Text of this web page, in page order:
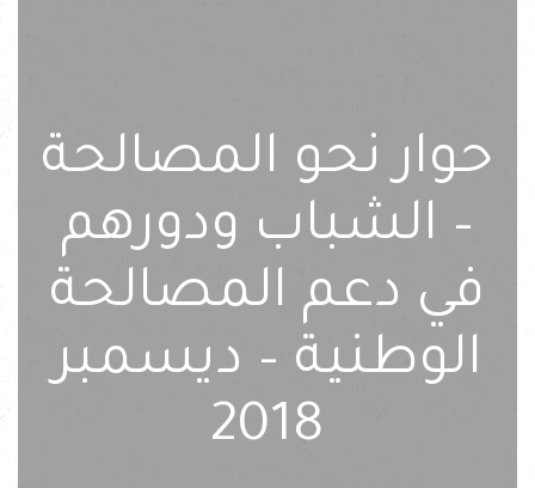
حوار نحو المصالحة
– الشباب ودورهم
في دعم المصالحة
الوطنية – ديسمبر
2018